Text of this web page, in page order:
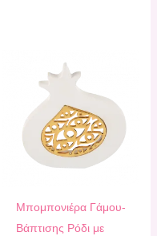
Μπομπονιέρα Γάμου-
Βάπτισης Ρόδι με